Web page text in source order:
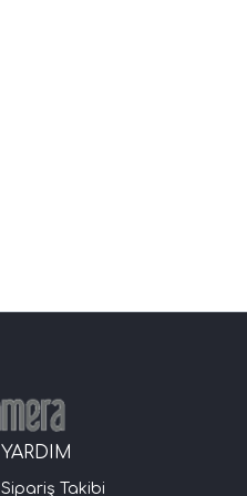
YARDIM
Sipariş Takibi